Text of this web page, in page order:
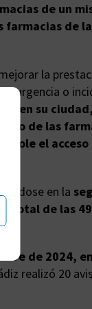
de un
de
la
urgencia o
en su
de las
el
en la
total de las
de 2024,
realizó 20